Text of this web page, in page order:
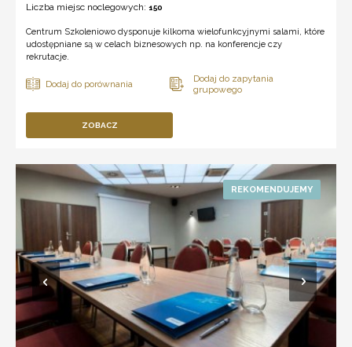
Liczba miejsc noclegowych: 150
Centrum Szkoleniowo dysponuje kilkoma wielofunkcyjnymi salami, które
udostępniane są w celach biznesowych np. na konferencje czy
rekrutacje.
ZOBACZ